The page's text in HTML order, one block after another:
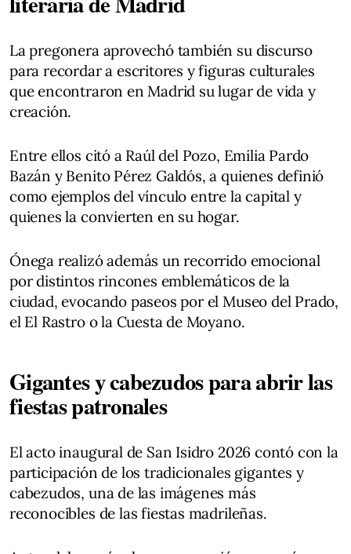
La pregonera aprovechó también su discurso
para recordar a escritores y figuras culturales
que encontraron en Madrid su lugar de vida y
creación.
Entre ellos citó a Raúl del Pozo, Emilia Pardo
Bazán y Benito Pérez Galdós, a quienes definió
como ejemplos del vínculo entre la capital y
quienes la convierten en su hogar.
Ónega realizó además un recorrido emocional
por distintos rincones emblemáticos de la
ciudad, evocando paseos por el Museo del Prado,
el El Rastro o la Cuesta de Moyano.
Gigantes y cabezudos para abrir las
fiestas patronales
El acto inaugural de San Isidro 2026 contó con la
participación de los tradicionales gigantes y
cabezudos, una de las imágenes más
reconocibles de las fiestas madrileñas.